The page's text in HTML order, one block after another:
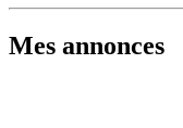
Mes annonces